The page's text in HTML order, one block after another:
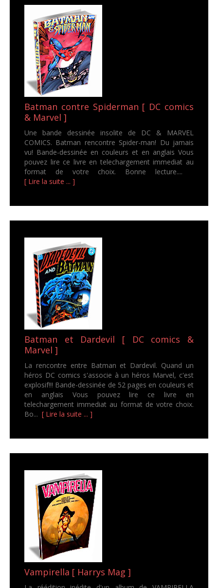
Batman contre Spiderman [ DC comics
& Marvel ]
Une bande dessinée insolite de DC & MARVEL
COMICS. Batman rencontre Spider-man! Du jamais
vu! Bande-dessinée en couleurs et en anglais Vous
pouvez lire ce livre en telechargement immediat au
format de votre choix. Bonne lecture....
[ Lire la suite ... ]
Batman et Dardevil [ DC comics &
Marvel ]
La rencontre entre Batman et Dardevil. Quand un
héros DC comics s'associe à un héros Marvel, c'est
explosif!!! Bande-dessinée de 52 pages en couleurs et
en anglais Vous pouvez lire ce livre en
telechargement immediat au format de votre choix.
Bo... [ Lire la suite ... ]
Vampirella [ Harrys Mag ]